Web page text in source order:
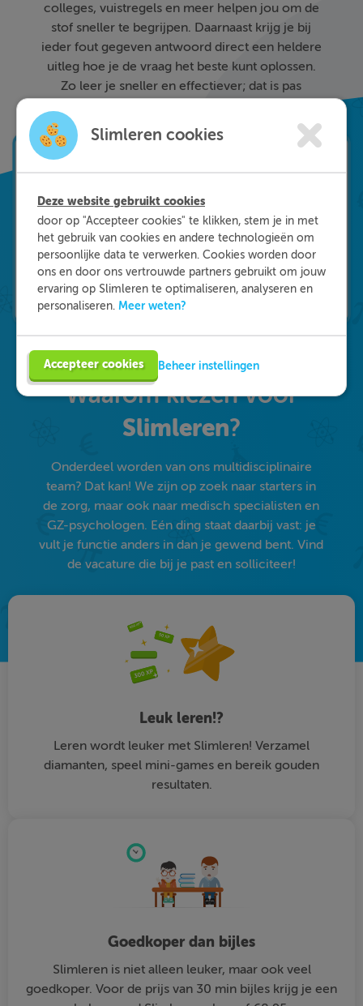
colleges, vuistregels en meer helpen jou om de
stof sneller te begrijpen. Daarnaast krijg je bij
ieder fout gegeven antwoord direct een heldere
uitleg hoe je de vraag het beste kunt oplossen.
Zo leer je sneller en effectiever; dat is pas
Waarom kiezen voor
Slimleren?
Onderdeel worden van ons multidisciplinaire
team? Dat kan! We zijn op zoek naar starters in
de zorg, maar ook naar medisch specialisten en
GZ-psychologen. Eén ding staat daarbij vast: je
vult je functie anders in dan je gewend bent. Vind
de vacature die bij je past en solliciteer!
Leuk leren!?
Leren wordt leuker met Slimleren! Verzamel
diamanten, speel mini-games en bereik gouden
resultaten.
Goedkoper dan bijles
Slimleren is niet alleen leuker, maar ook veel
goedkoper. Voor de prijs van 30 min bijles krijg je een
Slimleren cookies
Deze website gebruikt cookies
door op "Accepteer cookies" te klikken, stem je in met
het gebruik van cookies en andere technologieën om
persoonlijke data te verwerken. Cookies worden door
ons en door ons vertrouwde partners gebruikt om jouw
ervaring op Slimleren te optimaliseren, analyseren en
personaliseren. Meer weten?
Accepteer cookies Beheer instellingen